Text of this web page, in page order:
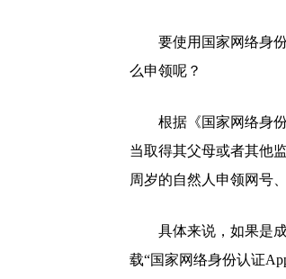
要使用国家网络身
么申领呢？
根据《国家网络身
当取得其父母或者其他
周岁的自然人申领网号
具体来说，如果是
载“国家网络身份认证